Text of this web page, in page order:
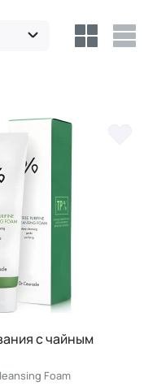
с чайным
Foam